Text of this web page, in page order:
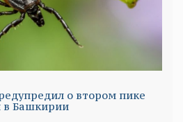
о втором пике
в Башкирии